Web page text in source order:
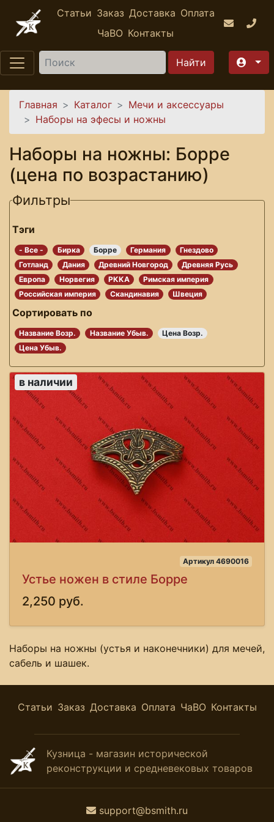
Перейти к основному содержанию
Статьи Заказ Доставка Оплата
ЧаВО Контакты
Найти
Вы здесь
Главная Каталог
Мечи и аксессуары
Наборы на эфесы и ножны
Наборы на ножны: Борре
(цена по возрастанию)
Фильтры
Тэги
- Все - Бирка Борре Германия
Гнездово
Готланд
Дания Древний Новгород
Древняя Русь
Европа
Норвегия РККА
Римская империя
Российская империя
Скандинавия Швеция
Сортировать по
Название Возр. Название Убыв.
Цена Возр.
Цена Убыв.
в наличии
Артикул 4690016
Устье ножен в стиле Борре
2,250 руб.
Наборы на ножны (устья и наконечники) для мечей,
сабель и шашек.
Статьи Заказ Доставка Оплата ЧаВО Контакты
Кузница - магазин исторической
реконструкции и средневековых товаров
support@bsmith.ru